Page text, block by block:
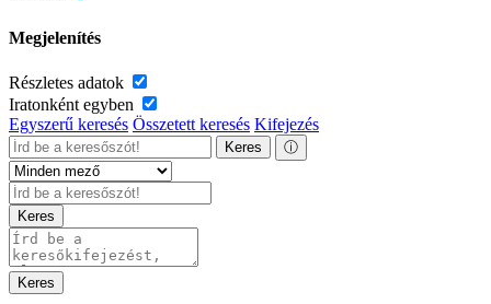
Megjelenítés
Részletes adatok
Iratonként egyben
Egyszerű keresés Összetett keresés Kifejezés
Keres ⓘ
Keres
Keres